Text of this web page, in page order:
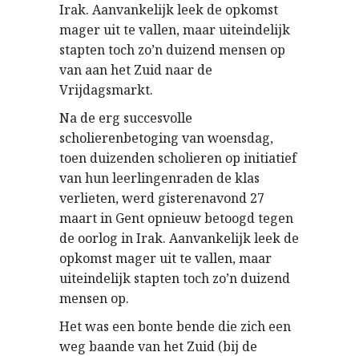
Irak. Aanvankelijk leek de opkomst
mager uit te vallen, maar uiteindelijk
stapten toch zo’n duizend mensen op
van aan het Zuid naar de
Vrijdagsmarkt.
Na de erg succesvolle
scholierenbetoging van woensdag,
toen duizenden scholieren op initiatief
van hun leerlingenraden de klas
verlieten, werd gisterenavond 27
maart in Gent opnieuw betoogd tegen
de oorlog in Irak. Aanvankelijk leek de
opkomst mager uit te vallen, maar
uiteindelijk stapten toch zo’n duizend
mensen op.
Het was een bonte bende die zich een
weg baande van het Zuid (bij de